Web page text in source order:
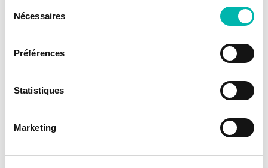
Nécessaires
Préférences
Statistiques
Marketing